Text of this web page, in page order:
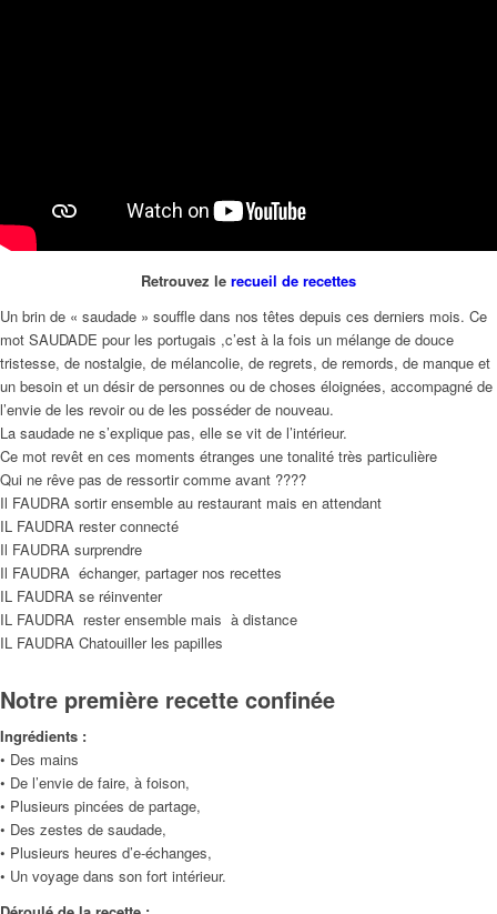
Retrouvez le recueil de recettes
Un brin de « saudade » souffle dans nos têtes depuis ces derniers mois. Ce
mot SAUDADE pour les portugais ,c’est à la fois un mélange de douce
tristesse, de nostalgie, de mélancolie, de regrets, de remords, de manque et
un besoin et un désir de personnes ou de choses éloignées, accompagné de
l’envie de les revoir ou de les posséder de nouveau.
La saudade ne s’explique pas, elle se vit de l’intérieur.
Ce mot revêt en ces moments étranges une tonalité très particulière
Qui ne rêve pas de ressortir comme avant ????
Il FAUDRA sortir ensemble au restaurant mais en attendant
IL FAUDRA rester connecté
Il FAUDRA surprendre
Il FAUDRA échanger, partager nos recettes
IL FAUDRA se réinventer
IL FAUDRA rester ensemble mais à distance
IL FAUDRA Chatouiller les papilles
Notre première recette confinée
Ingrédients :
• Des mains
• De l’envie de faire, à foison,
• Plusieurs pincées de partage,
• Des zestes de saudade,
• Plusieurs heures d’e-échanges,
• Un voyage dans son fort intérieur.